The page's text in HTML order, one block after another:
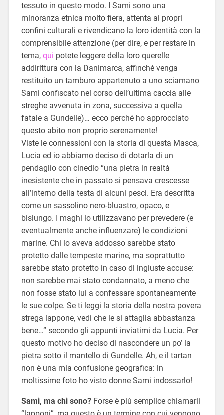
tessuto in questo modo. I Sami sono una
minoranza etnica molto fiera, attenta ai propri
confini culturali e rivendicano la loro identità con la
comprensibile attenzione (per dire, e per restare in
tema, qui potete leggere della loro querelle
addirittura con la Danimarca, affinché venga
restituito un tamburo appartenuto a uno sciamano
Sami confiscato nel corso dell’ultima caccia alle
streghe avvenuta in zona, successiva a quella
fatale a Gundelle)… ecco perché ho approcciato
questo abito non proprio serenamente!
Viste le connessioni con la storia di questa Masca,
Lucia ed io abbiamo deciso di dotarla di un
pendaglio con cinedio “una pietra in realtà
inesistente che in passato si pensava crescesse
all’interno della testa di alcuni pesci. Era descritta
come un sassolino nero-bluastro, opaco, e
bislungo. I maghi lo utilizzavano per prevedere (e
eventualmente anche influenzare) le condizioni
marine. Chi lo aveva addosso sarebbe stato
protetto dalle tempeste marine, ma soprattutto
sarebbe stato protetto in caso di ingiuste accuse:
non sarebbe mai stato condannato, a meno che
non fosse stato lui a confessare spontaneamente
le sue colpe. Se ti leggi la storia della nostra povera
strega lappone, vedi che le si attaglia abbastanza
bene…” secondo gli appunti inviatimi da Lucia. Per
questo motivo ho deciso di nascondere un po’ la
pietra sotto il mantello di Gundelle. Ah, e il tartan
non è una mia confusione geografica: in
moltissime foto ho visto donne Sami indossarlo!
Sami, ma chi sono?Forse è più semplice chiamarli